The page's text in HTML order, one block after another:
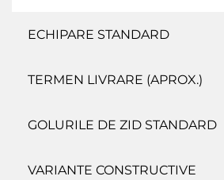
ECHIPARE STANDARD
TERMEN LIVRARE (APROX.)
GOLURILE DE ZID STANDARD
VARIANTE CONSTRUCTIVE